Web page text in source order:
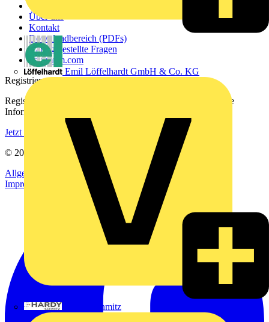
Emil Löffelhardt GmbH & Co. KG
Hardy Schmitz
Weitere Links
Über uns
Kontakt
Downloadbereich (PDFs)
Häufig gestellte Fragen
voltimum.com
Registrierung
Registrieren Sie sich kostenlos und erhalten Sie stets aktuelle
Informationen aus der Elektroindustrie.
Jetzt registrieren
© 2002-
Voltimum
Allgemeine Geschäftsbedingungen
Datenschutzerklärung
Impressum